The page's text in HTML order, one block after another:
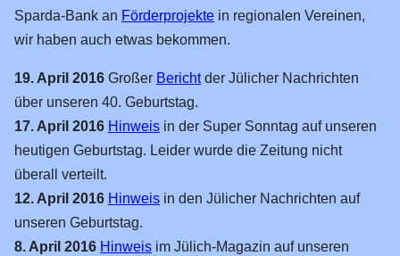
Status der Module
Probeaufbau 2018
Planung Kerpen 2022
Planung Kerpen 2024
Modulausstellung 2025
Fahrten
2025
Sparda-Bank an Förderprojekte in regionalen Vereinen,
wir haben auch etwas bekommen.
19. April 2016 Großer Berichtder Jülicher Nachrichten
über unseren 40. Geburtstag.
17. April 2016 Hinweis in der Super Sonntag auf unseren
heutigen Geburtstag. Leider wurde die Zeitung nicht
überall verteilt.
12. April 2016 Hinweis in den Jülicher Nachrichten auf
unseren Geburtstag.
8. April 2016 Hinweis im Jülich-Magazin auf unseren